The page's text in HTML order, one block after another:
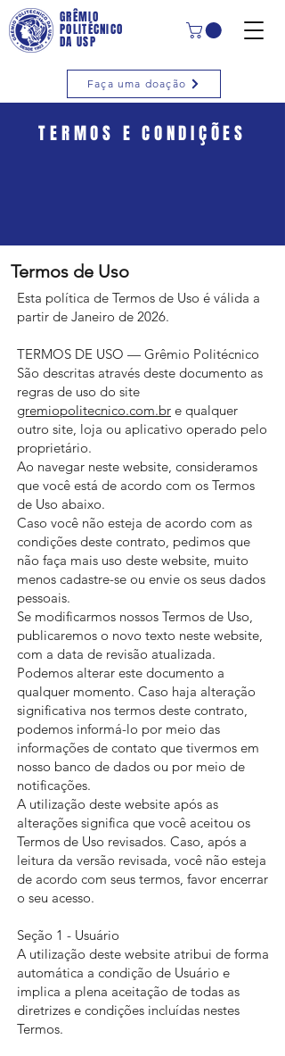
GRÊMIO
POLITÉCNICO
DA USP
Faça uma doação
TERMOS E CONDIÇÕES
Termos de Uso
Esta política de Termos de Uso é válida a
partir de Janeiro de 2026.
TERMOS DE USO — Grêmio Politécnico
São descritas através deste documento as
regras de uso do site
gremiopolitecnico.com.br e qualquer
outro site, loja ou aplicativo operado pelo
proprietário.
Ao navegar neste website, consideramos
que você está de acordo com os Termos
de Uso abaixo.
Caso você não esteja de acordo com as
condições deste contrato, pedimos que
não faça mais uso deste website, muito
menos cadastre-se ou envie os seus dados
pessoais.
Se modificarmos nossos Termos de Uso,
publicaremos o novo texto neste website,
com a data de revisão atualizada.
Podemos alterar este documento a
qualquer momento. Caso haja alteração
significativa nos termos deste contrato,
podemos informá-lo por meio das
informações de contato que tivermos em
nosso banco de dados ou por meio de
notificações.
A utilização deste website após as
alterações significa que você aceitou os
Termos de Uso revisados. Caso, após a
leitura da versão revisada, você não esteja
de acordo com seus termos, favor encerrar
o seu acesso.
Seção 1 - Usuário
A utilização deste website atribui de forma
automática a condição de Usuário e
implica a plena aceitação de todas as
diretrizes e condições incluídas nestes
Termos.